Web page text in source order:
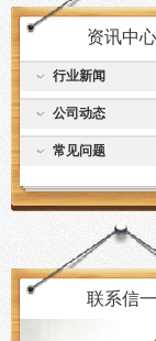
资讯中心
行业新闻
公司动态
常见问题
联系信一